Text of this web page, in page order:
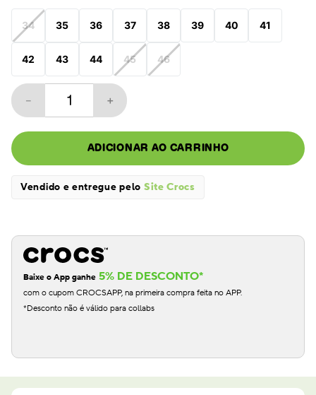
34 35 36 37 38 39 40 41
42 43 44 45 46
＋
－
ADICIONAR AO CARRINHO
Vendido e entregue pelo Site Crocs
Baixe o App ganhe 5% DE DESCONTO*
com o cupom CROCSAPP, na primeira compra feita no APP.
*Desconto não é válido para collabs